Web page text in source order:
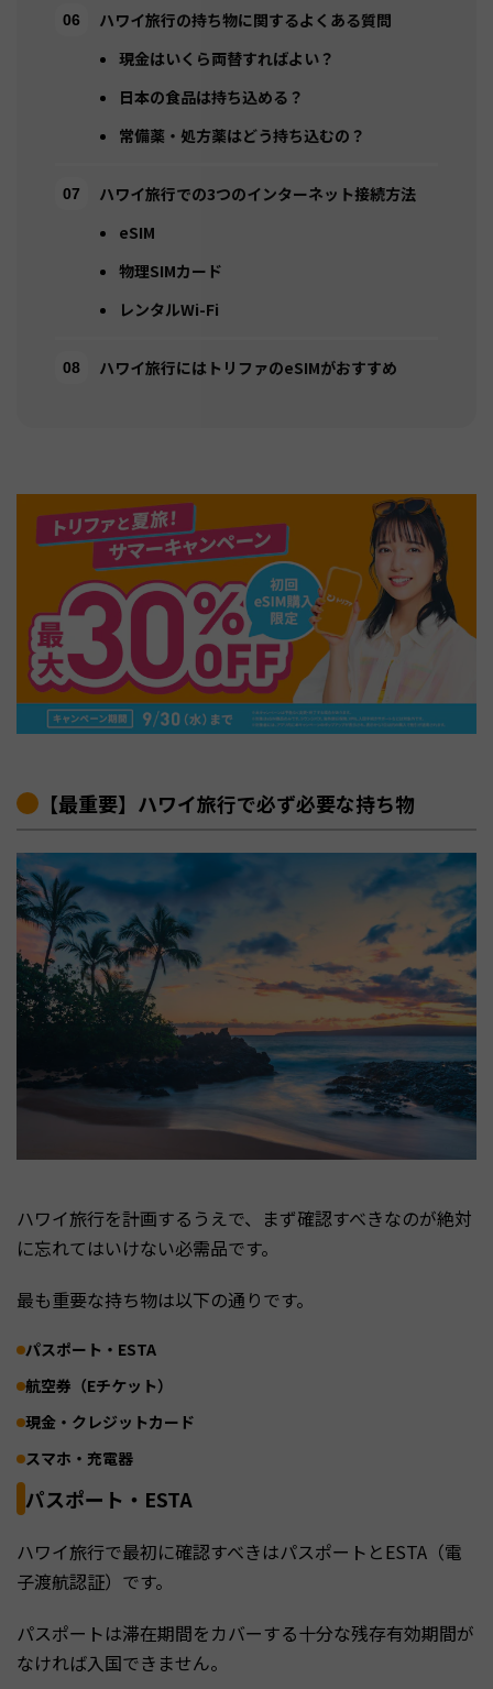
ハワイ旅行の持ち物に関するよくある質問
現金はいくら両替すればよい？
日本の食品は持ち込める？
常備薬・処方薬はどう持ち込むの？
ハワイ旅行での3つのインターネット接続方法
eSIM
物理SIMカード
レンタルWi-Fi
ハワイ旅行にはトリファのeSIMがおすすめ
【最重要】ハワイ旅行で必ず必要な持ち物
ハワイ旅行を計画するうえで、まず確認すべきなのが絶対
に忘れてはいけない必需品です。
最も重要な持ち物は以下の通りです。
パスポート・ESTA
航空券（Eチケット）
現金・クレジットカード
スマホ・充電器
パスポート・ESTA
ハワイ旅行で最初に確認すべきはパスポートとESTA（電
子渡航認証）です。
パスポートは滞在期間をカバーする十分な残存有効期間が
なければ入国できません。